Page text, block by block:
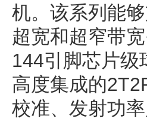
机。该系列能
超宽和超窄带
144引脚芯片级
高度集成的
校准、发射功